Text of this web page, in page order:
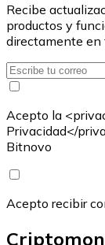
Recibe
productos y
directamente en
Acepto la
Privacidad</
Bitnovo
Acepto recibir